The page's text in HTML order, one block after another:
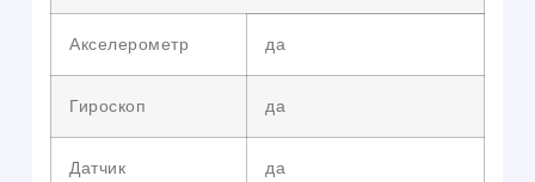
Акселерометр да
Гироскоп да
Датчик
да